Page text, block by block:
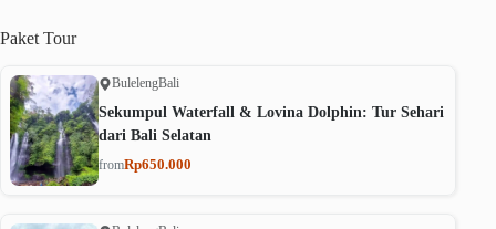
Paket Tour
BulelengBali
Sekumpul Waterfall & Lovina Dolphin: Tur Sehari
dari Bali Selatan
fromRp650.000